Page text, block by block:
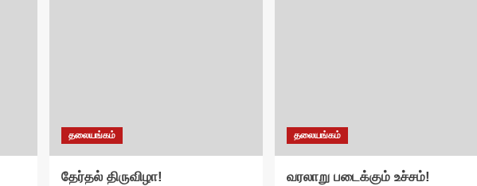
தலையங்கம்
தேர்தல் திருவிழா!
தலையங்கம்
வரலாறு படைக்கும் உச்சம்!